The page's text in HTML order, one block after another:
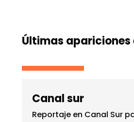
Últimas apariciones
Canal sur
Reportaje en Canal Sur